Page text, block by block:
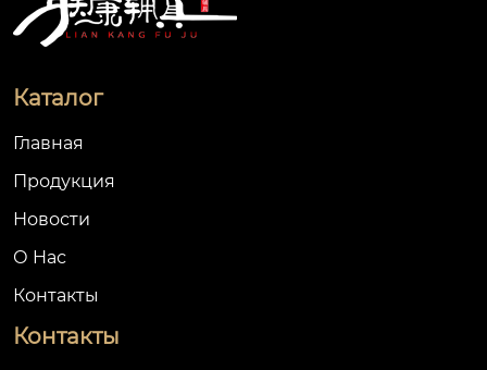
Каталог
Главная
Продукция
Новости
О Hас
Контакты
Контакты